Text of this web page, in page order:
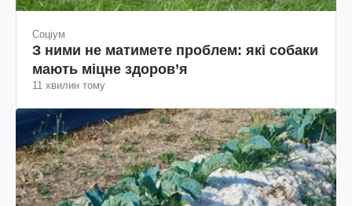
Соціум
З ними не матимете проблем: які собаки
мають міцне здоров’я
11 хвилин тому